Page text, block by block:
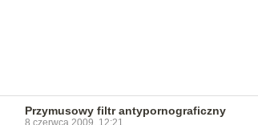
Przymusowy filtr antypornograficzny
8 czerwca 2009, 12:21